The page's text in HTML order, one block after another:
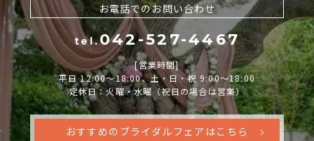
お電話でのお問い合わせ
tel.042-527-4467
[営業時間]
平日 12:00～18:00、土・日・祝 9:00～18:00
定休日：火曜・水曜（祝日の場合は営業）
おすすめのブライダルフェアはこちら